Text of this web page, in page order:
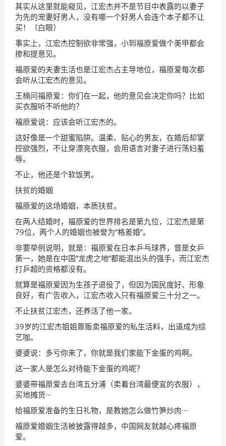
其实从这里就能窥见，江宏杰并不是节目中表露的以妻子
为先的宠妻好男人，没有哪一个好男人会连个本子都不让
买！（白眼）
事实上，江宏杰控制欲非常强，小到福原爱做个美甲都会
掺和提意见。
福原爱的夫妻生活也是江宏杰占主导地位，福原爱每次都
会听从江宏杰的意见。
王楠问福原爱：你们在一起，他的意见会决定你吗？比如
买衣服听不听他的？
福原爱说：应该会听江宏杰的。
这好像是一个甜蜜陷阱。温柔、贴心的男友，在婚后却掌
控欲强烈，不让穿漂亮衣服，会用语言对妻子进行荡妇羞
辱。
不止，他还是个软饭男。
扶贫的婚姻
福原爱的这场婚姻，本质扶贫。
在两人结婚时，福原爱的世界排名是第九位，江宏杰是第
79位，两个人的婚姻也被誉为“格差婚”。
非要举例说明，就是：福原爱在日本乒乓球界，曾是女乒
第一，她是在中国“龙虎之地”都能混出头的强手，而江宏杰
打乒超的资格都没有。
就算是福原爱因为生孩子退役了，但因为国民度好、形象
良好，有广告收入，江宏杰收入只有福原爱三十分之一。
不止扶贫江宏杰，还养活了他一家。
39岁的江宏杰姐姐靠贩卖福原爱的私生活料，出道成为综
艺咖。
婆婆说：多亏你来了，你就是我们家能下金蛋的鸡啊。
这一家人是怎么对待能下金蛋的鸡呢？
婆婆带福原爱去台湾五分浦（卖着台湾最便宜的衣服），
买地摊货···
给福原爱准备的生日礼物，是教她怎么做竹笋炒肉···
福原爱婚姻生活被披露得越多，中国网友就越心疼福原
爱。